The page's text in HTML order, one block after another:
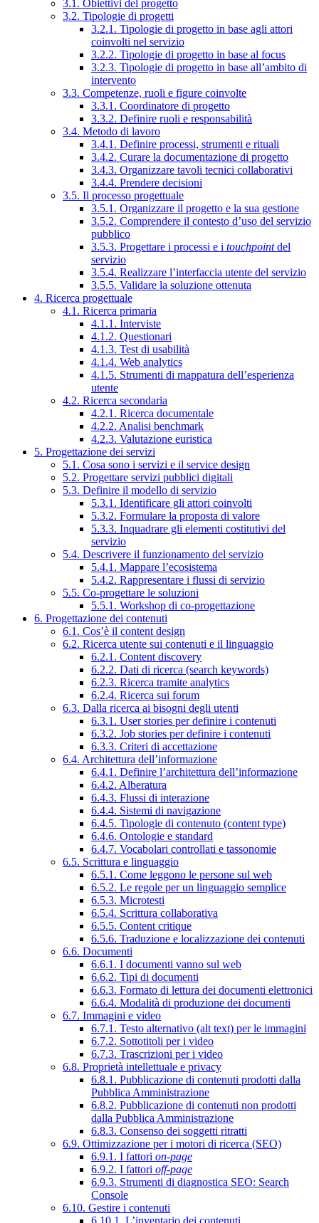
3.1. Obiettivi del progetto
3.2. Tipologie di progetti
3.2.1. Tipologie di progetto in base agli attori
coinvolti nel servizio
3.2.2. Tipologie di progetto in base al focus
3.2.3. Tipologie di progetto in base all’ambito di
intervento
3.3. Competenze, ruoli e figure coinvolte
3.3.1. Coordinatore di progetto
3.3.2. Definire ruoli e responsabilità
3.4. Metodo di lavoro
3.4.1. Definire processi, strumenti e rituali
3.4.2. Curare la documentazione di progetto
3.4.3. Organizzare tavoli tecnici collaborativi
3.4.4. Prendere decisioni
3.5. Il processo progettuale
3.5.1. Organizzare il progetto e la sua gestione
3.5.2. Comprendere il contesto d’uso del servizio
pubblico
3.5.3. Progettare i processi e i touchpointdel
servizio
3.5.4. Realizzare l’interfaccia utente del servizio
3.5.5. Validare la soluzione ottenuta
4. Ricerca progettuale
4.1. Ricerca primaria
4.1.1. Interviste
4.1.2. Questionari
4.1.3. Test di usabilità
4.1.4. Web analytics
4.1.5. Strumenti di mappatura dell’esperienza
utente
4.2. Ricerca secondaria
4.2.1. Ricerca documentale
4.2.2. Analisi benchmark
4.2.3. Valutazione euristica
5. Progettazione dei servizi
5.1. Cosa sono i servizi e il service design
5.2. Progettare servizi pubblici digitali
5.3. Definire il modello di servizio
5.3.1. Identificare gli attori coinvolti
5.3.2. Formulare la proposta di valore
5.3.3. Inquadrare gli elementi costitutivi del
servizio
5.4. Descrivere il funzionamento del servizio
5.4.1. Mappare l’ecosistema
5.4.2. Rappresentare i flussi di servizio
5.5. Co-progettare le soluzioni
5.5.1. Workshop di co-progettazione
6. Progettazione dei contenuti
6.1. Cos’è il content design
6.2. Ricerca utente sui contenuti e il linguaggio
6.2.1. Content discovery
6.2.2. Dati di ricerca (search keywords)
6.2.3. Ricerca tramite analytics
6.2.4. Ricerca sui forum
6.3. Dalla ricerca ai bisogni degli utenti
6.3.1. User stories per definire i contenuti
6.3.2. Job stories per definire i contenuti
6.3.3. Criteri di accettazione
6.4. Architettura dell’informazione
6.4.1. Definire l’architettura dell’informazione
6.4.2. Alberatura
6.4.3. Flussi di interazione
6.4.4. Sistemi di navigazione
6.4.5. Tipologie di contenuto (content type)
6.4.6. Ontologie e standard
6.4.7. Vocabolari controllati e tassonomie
6.5. Scrittura e linguaggio
6.5.1. Come leggono le persone sul web
6.5.2. Le regole per un linguaggio semplice
6.5.3. Microtesti
6.5.4. Scrittura collaborativa
6.5.5. Content critique
6.5.6. Traduzione e localizzazione dei contenuti
6.6. Documenti
6.6.1. I documenti vanno sul web
6.6.2. Tipi di documenti
6.6.3. Formato di lettura dei documenti elettronici
6.6.4. Modalità di produzione dei documenti
6.7. Immagini e video
6.7.1. Testo alternativo (alt text) per le immagini
6.7.2. Sottotitoli per i video
6.7.3. Trascrizioni per i video
6.8. Proprietà intellettuale e privacy
6.8.1. Pubblicazione di contenuti prodotti dalla
Pubblica Amministrazione
6.8.2. Pubblicazione di contenuti non prodotti
dalla Pubblica Amministrazione
6.8.3. Consenso dei soggetti ritratti
6.9. Ottimizzazione per i motori di ricerca (SEO)
6.9.1. I fattori on-page
6.9.2. I fattori off-page
6.9.3. Strumenti di diagnostica SEO: Search
Console
6.10. Gestire i contenuti
6.10.1. L’inventario dei contenuti